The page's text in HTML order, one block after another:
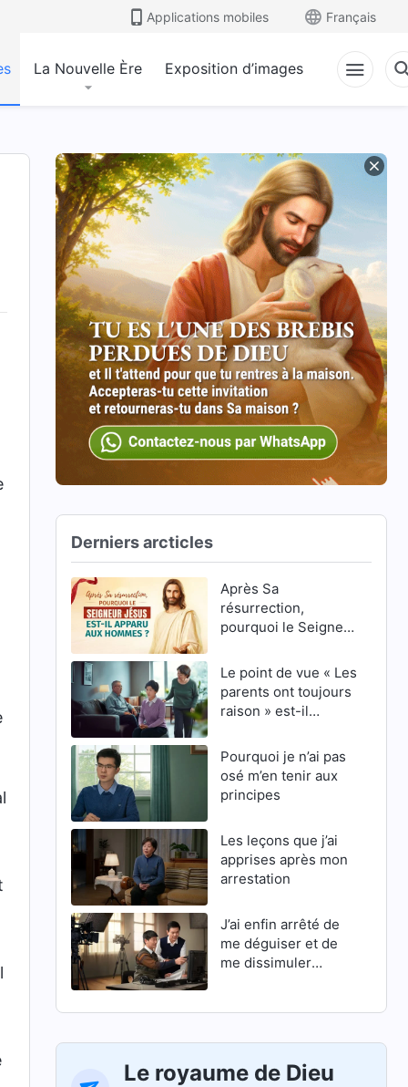
Applications mobiles Français
La Nouvelle Ère Exposition d’images
Derniers arcticles
Après Sa
résurrection,
pourquoi le Seigneur
aux hommes ?
Le point de vue « Les
parents ont toujours
raison » est-il
Pourquoi je n’ai pas
osé m’en tenir aux
principes
Les leçons que j’ai
apprises après mon
arrestation
J’ai enfin arrêté de
me déguiser et de
me dissimuler
Le royaume de Dieu